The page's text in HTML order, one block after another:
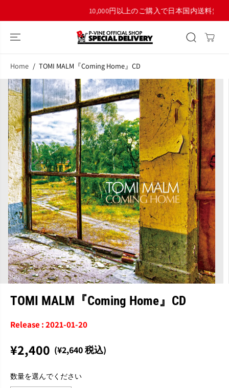
10,000円以上のご購入で日本国内送料無料！
Home TOMI MALM『Coming Home』CD
商品情報へスキ
ップ
TOMI MALM『Coming Home』CD
Release : 2021-01-20
通
価
¥2,400 (¥2,640 税込)
数量を選んでください